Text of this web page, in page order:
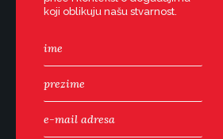
koji oblikuju našu stvarnost.